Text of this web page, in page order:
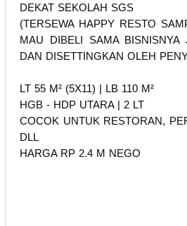
DEKAT SEKOLAH SGS
(TERSEWA HAPPY RESTO
MAU DIBELI SAMA BISNISNYA
DAN DISETTINGKAN OLEH
LT 55 M² (5X11) | LB 110 M²
HGB - HDP UTARA | 2 LT
COCOK UNTUK RESTORAN,
DLL
HARGA RP 2.4 M NEGO